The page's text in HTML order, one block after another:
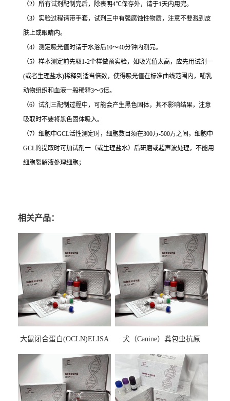
（2）所有试剂配制完后，除表明4℃保存外，请于1天内用完。
（3）实验过程请带手套，试剂三中有强腐蚀性物质，注意不要溅到皮
肤上或眼睛内。
（4）测定吸光值时请于水浴后10～40分钟内测完。
（5）样本测定前先取1-2个样做预实验，如吸光值太高，应先用试剂一
(或者生理盐水)稀释到适当倍数，使得吸光值在标准曲线范围内，哺乳
动物组织和血液一般稀释3～5倍。
（6）试剂三配制过程中，可能会产生黑色固体，其不影响结果，注意
吸取时不要将黑色固体吸入。
（7）细胞中GCL活性测定时，细胞数目须在300万-500万之间，细胞中
GCL的提取时可加试剂一（或生理盐水）后研磨或超声波处理，不能用
细胞裂解液处理细胞；
相关产品：
大鼠闭合蛋白(OCLN)ELISA
犬（Canine）粪包虫抗原